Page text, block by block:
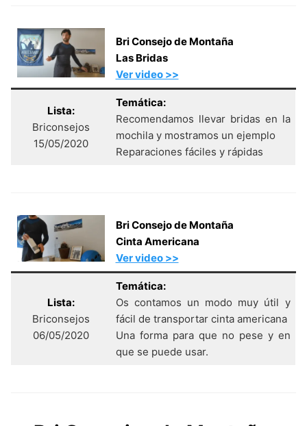
Bri Consejo de Montaña
Las Bridas
Ver video >>
Lista:
Briconsejos
15/05/2020
Temática:
Recomendamos llevar bridas en la
mochila y mostramos un ejemplo
Reparaciones fáciles y rápidas
Bri Consejo de Montaña
Cinta Americana
Ver video >>
Lista:
Briconsejos
06/05/2020
Temática:
Os contamos un modo muy útil y
fácil de transportar cinta americana
Una forma para que no pese y en
que se puede usar.